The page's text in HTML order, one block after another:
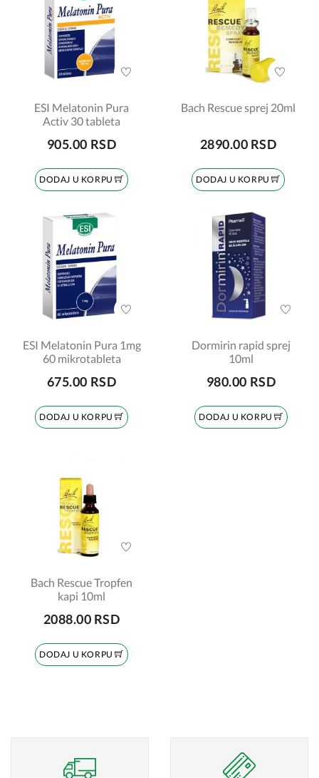
ESI Melatonin Pura
Activ 30 tableta
905.00 RSD
DODAJ U KORPU
Bach Rescue sprej 20ml
2890.00 RSD
DODAJ U KORPU
ESI Melatonin Pura 1mg
60 mikrotableta
675.00 RSD
DODAJ U KORPU
Dormirin rapid sprej
10ml
980.00 RSD
DODAJ U KORPU
Bach Rescue Tropfen
kapi 10ml
2088.00 RSD
DODAJ U KORPU